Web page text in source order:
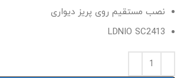
نصب مستقیم روی پریز دیواری
LDNIO SC2413